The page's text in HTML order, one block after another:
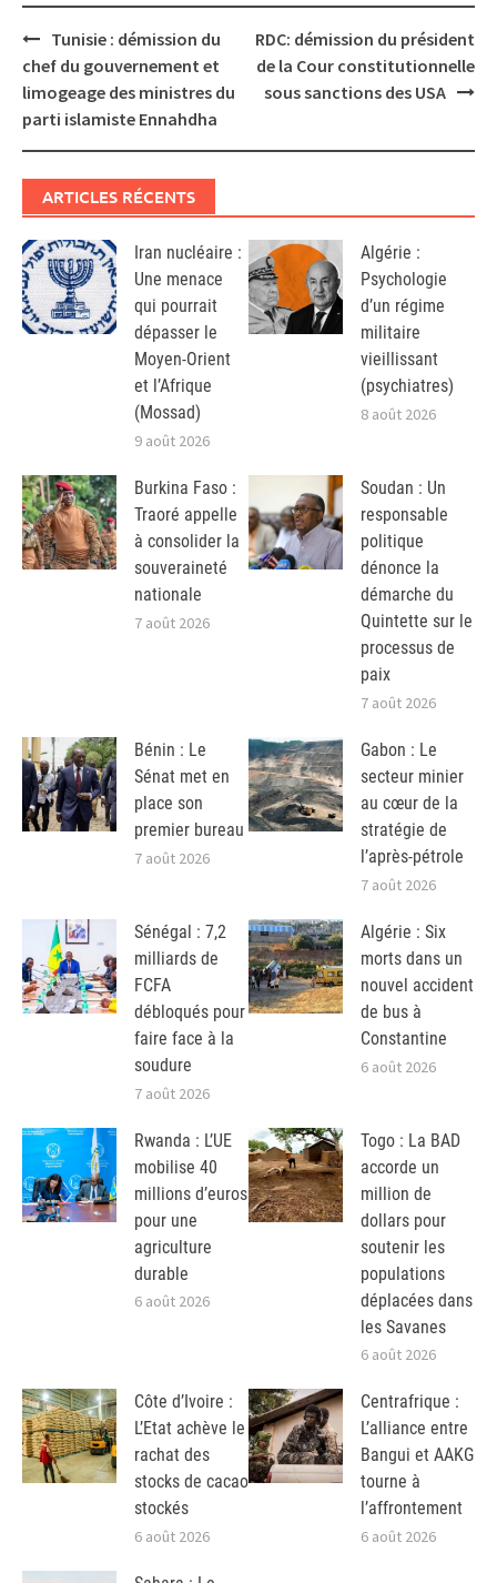
Post
navigation
Tunisie : démission du
chef du gouvernement et
limogeage des ministres du
parti islamiste Ennahdha
RDC: démission du président
de la Cour constitutionnelle
sous sanctions des USA
ARTICLES RÉCENTS
Iran nucléaire :
Une menace
qui pourrait
dépasser le
Moyen-Orient
et l’Afrique
(Mossad)
9 août 2026
Algérie :
Psychologie
d’un régime
militaire
vieillissant
(psychiatres)
8 août 2026
Burkina Faso :
Traoré appelle
à consolider la
souveraineté
nationale
7 août 2026
Soudan : Un
responsable
politique
dénonce la
démarche du
Quintette sur le
processus de
paix
7 août 2026
Bénin : Le
Sénat met en
place son
premier bureau
7 août 2026
Gabon : Le
secteur minier
au cœur de la
stratégie de
l’après-pétrole
7 août 2026
Sénégal : 7,2
milliards de
FCFA
débloqués pour
faire face à la
soudure
7 août 2026
Algérie : Six
morts dans un
nouvel accident
de bus à
Constantine
6 août 2026
Rwanda : L’UE
mobilise 40
millions d’euros
pour une
agriculture
durable
6 août 2026
Togo : La BAD
accorde un
million de
dollars pour
soutenir les
populations
déplacées dans
les Savanes
6 août 2026
Côte d’Ivoire :
L’Etat achève le
rachat des
stocks de cacao
stockés
6 août 2026
Centrafrique :
L’alliance entre
Bangui et AAKG
tourne à
l’affrontement
6 août 2026